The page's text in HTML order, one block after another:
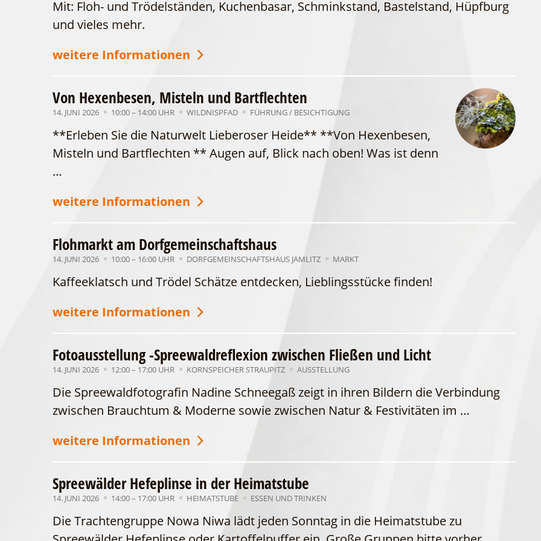
WFG
Mit: Floh- und Trödelständen, Kuchenbasar, Schminkstand, Bastelstand, Hüpfburg
und vieles mehr.
weitere Informationen
Von Hexenbesen, Misteln und Bartflechten
14. JUNI 2026 10:00 – 14:00 UHR WILDNISPFAD FÜHRUNG / BESICHTIGUNG
**Erleben Sie die Naturwelt Lieberoser Heide** **Von Hexenbesen,
Misteln und Bartflechten ** Augen auf, Blick nach oben! Was ist denn
…
weitere Informationen
Flohmarkt am Dorfgemeinschaftshaus
14. JUNI 2026 10:00 – 16:00 UHR DORFGEMEINSCHAFTSHAUS JAMLITZ MARKT
Kaffeeklatsch und Trödel Schätze entdecken, Lieblingsstücke finden!
weitere Informationen
Fotoausstellung -Spreewaldreflexion zwischen Fließen und Licht
14. JUNI 2026 12:00 – 17:00 UHR KORNSPEICHER STRAUPITZ AUSSTELLUNG
Die Spreewaldfotografin Nadine Schneegaß zeigt in ihren Bildern die Verbindung
zwischen Brauchtum & Moderne sowie zwischen Natur & Festivitäten im …
weitere Informationen
Spreewälder Hefeplinse in der Heimatstube
14. JUNI 2026 14:00 – 17:00 UHR HEIMATSTUBE ESSEN UND TRINKEN
Die Trachtengruppe Nowa Niwa lädt jeden Sonntag in die Heimatstube zu